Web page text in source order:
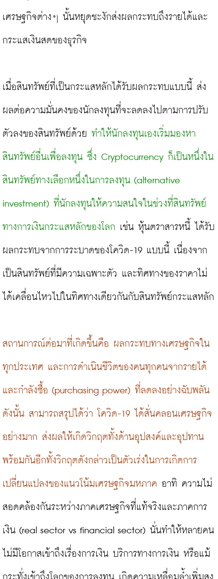
เศรษฐกิจต่างๆ นั้นหยุดชะงักส่งผลกระทบถึงรายได้และ
กระแสเงินสดของธุรกิจ
เมื่อสินทรัพย์ที่เป็นกระแสหลักได้รับผลกระทบแบบนี้ ส่ง
ผลต่อความมั่นคงของนักลงทุนที่จะลดลงไปตามการปรับ
ตัวลงของสินทรัพย์ด้วย ทำให้นักลงทุนเองเริ่มมองหา
สินทรัพย์อื่นเพื่อลงทุน ซึ่ง Cryptocurrency ก็เป็นหนึ่งใน
สินทรัพย์ทางเลือกหนึ่งในการลงทุน (alternative
investment) ที่นักลงทุนให้ความสนใจในช่วงที่สินทรัพย์
ทางการเงินกระแสหลักของโลก เช่น หุ้นตราสารหนี้ ได้รับ
ผลกระทบจากการระบาดของโควิด-19 แบบนี้ เนื่องจาก
เป็นสินทรัพย์ที่มีความเฉพาะตัว และทิศทางของราคาไม่
ได้เคลื่อนไหวไปในทิศทางเดียวกันกับสินทรัพย์กระแสหลัก
สถานการณ์ต่อมาที่เกิดขึ้นคือ ผลกระทบทางเศรษฐกิจใน
ทุกประเทศ และการดำเนินชีวิตของคนทุกคนจากรายได้
และกำลังซื้อ (purchasing power) ที่ลดลงอย่างฉับพลัน
ดังนั้น สามารถสรุปได้ว่า โควิด-19 ได้สั่นคลอนเศรษฐกิจ
อย่างมาก ส่งผลให้เกิดวิกฤตทั้งด้านอุปสงค์และอุปทาน
พร้อมกันอีกทั้งวิกฤตดังกล่าวเป็นตัวเร่งในการเกิดการ
เปลี่ยนแปลงของแนวโน้มเศรษฐกิจมหภาค อาทิ ความไม่
สอดคล้องกันระหว่างภาคเศรษฐกิจที่แท้จริงและภาคการ
เงิน (real sector vs financial sector) นั่นทำให้หลายคน
ไม่มีโอกาสเข้าถึงเรื่องการเงิน บริการทางการเงิน หรือแม้